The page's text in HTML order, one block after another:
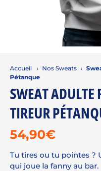
Accueil › Nos Sweats ›
Pétanque
SWEAT
TIREUR
54,90€
Tu tires ou tu pointes ?
qui joue la fanny au bar.